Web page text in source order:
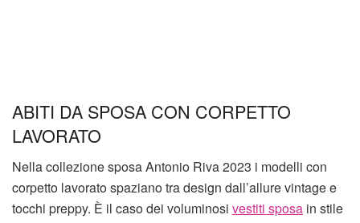
ABITI DA SPOSA CON CORPETTO
LAVORATO
Nella collezione sposa Antonio Riva 2023 i modelli con
corpetto lavorato spaziano tra design dall’allure vintage e
tocchi preppy. È il caso dei voluminosi vestiti sposa in stile